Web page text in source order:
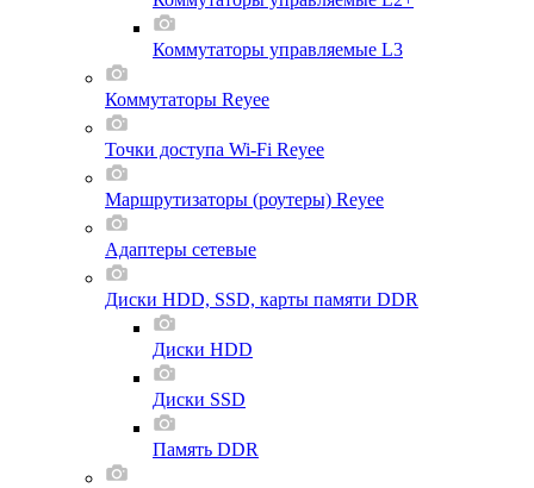
Коммутаторы управляемые L3
Коммутаторы Reyee
Точки доступа Wi-Fi Reyee
Маршрутизаторы (роутеры) Reyee
Адаптеры сетевые
Диски HDD, SSD, карты памяти DDR
Диски HDD
Диски SSD
Память DDR